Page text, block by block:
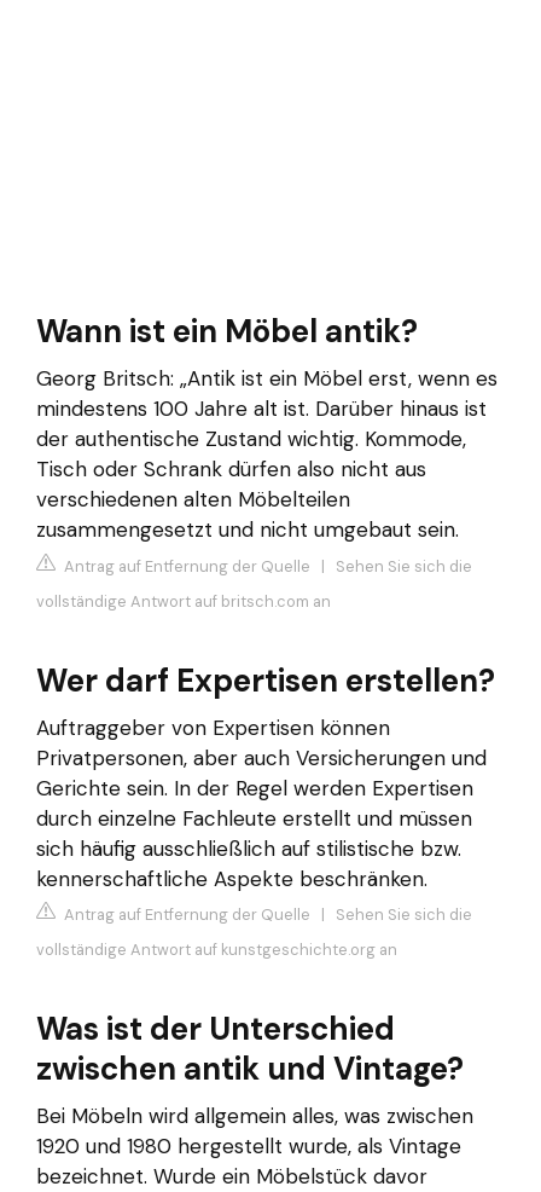
Wann ist ein Möbel antik?
Georg Britsch: „Antik ist ein Möbel erst, wenn es
mindestens 100 Jahre alt ist. Darüber hinaus ist
der authentische Zustand wichtig. Kommode,
Tisch oder Schrank dürfen also nicht aus
verschiedenen alten Möbelteilen
zusammengesetzt und nicht umgebaut sein.
Antrag auf Entfernung der Quelle | Sehen Sie sich die
vollständige Antwort auf britsch.com an
Wer darf Expertisen erstellen?
Auftraggeber von Expertisen können
Privatpersonen, aber auch Versicherungen und
Gerichte sein. In der Regel werden Expertisen
durch einzelne Fachleute erstellt und müssen
sich häufig ausschließlich auf stilistische bzw.
kennerschaftliche Aspekte beschränken.
Antrag auf Entfernung der Quelle | Sehen Sie sich die
vollständige Antwort auf kunstgeschichte.org an
Was ist der Unterschied
zwischen antik und Vintage?
Bei Möbeln wird allgemein alles, was zwischen
1920 und 1980 hergestellt wurde, als Vintage
bezeichnet. Wurde ein Möbelstück davor